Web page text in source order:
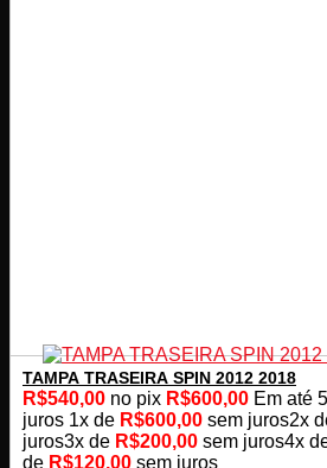
TAMPA TRASEIRA SPIN 2012 2018
R$540,00 no pix R$600,00 Em até 5
juros 1x de R$600,00 sem juros2x
juros3x de R$200,00 sem juros4x
de R$120,00 sem juros